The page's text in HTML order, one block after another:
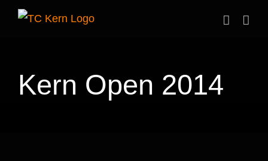
Zum
Kern Open 2014